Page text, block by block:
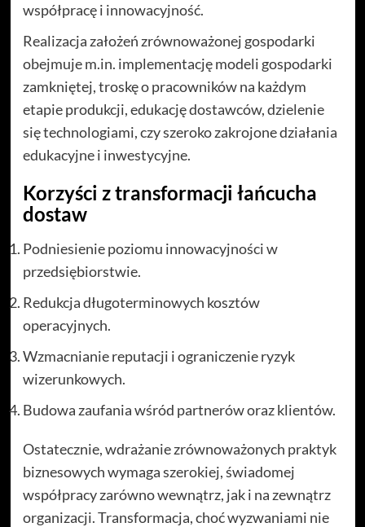
współpracę i innowacyjność.
Realizacja założeń zrównoważonej gospodarki
obejmuje m.in. implementację modeli gospodarki
zamkniętej, troskę o pracowników na każdym
etapie produkcji, edukację dostawców, dzielenie
się technologiami, czy szeroko zakrojone działania
edukacyjne i inwestycyjne.
Korzyści z transformacji łańcucha
dostaw
Podniesienie poziomu innowacyjności w
przedsiębiorstwie.
Redukcja długoterminowych kosztów
operacyjnych.
Wzmacnianie reputacji i ograniczenie ryzyk
wizerunkowych.
Budowa zaufania wśród partnerów oraz klientów.
Ostatecznie, wdrażanie zrównoważonych praktyk
biznesowych wymaga szerokiej, świadomej
współpracy zarówno wewnątrz, jak i na zewnątrz
organizacji. Transformacja, choć wyzwaniami nie